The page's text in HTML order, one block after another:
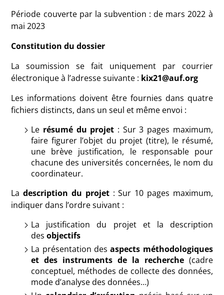
Période couverte par la subvention : de mars 2022 à
mai 2023
Constitution du dossier
La soumission se fait uniquement par courrier
électronique à l’adresse suivante : kix21@auf.org
Les informations doivent être fournies dans quatre
fichiers distincts, dans un seul et même envoi :
Le résumé du projet : Sur 3 pages maximum,
faire figurer l’objet du projet (titre), le résumé,
une brève justification, le responsable pour
chacune des universités concernées, le nom du
coordinateur.
La description du projet: Sur 10 pages maximum,
indiquer dans l’ordre suivant :
La justification du projet et la description
desobjectifs
La présentation desaspects méthodologiques
et des instruments de la recherche(cadre
conceptuel, méthodes de collecte des données,
mode d’analyse des données…)